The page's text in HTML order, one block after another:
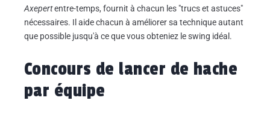
Axepertentre-temps, fournit à chacun les "trucs et astuces"
nécessaires. Il aide chacun à améliorer sa technique autant
que possible jusqu'à ce que vous obteniez le swing idéal.
Concours de lancer de hache
par équipe